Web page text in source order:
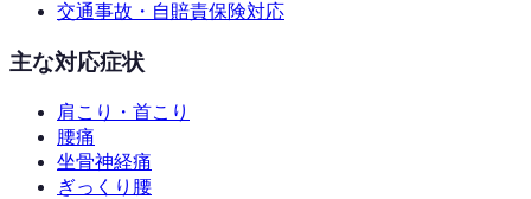
交通事故・自賠責保険対応
主な対応症状
肩こり・首こり
腰痛
坐骨神経痛
ぎっくり腰